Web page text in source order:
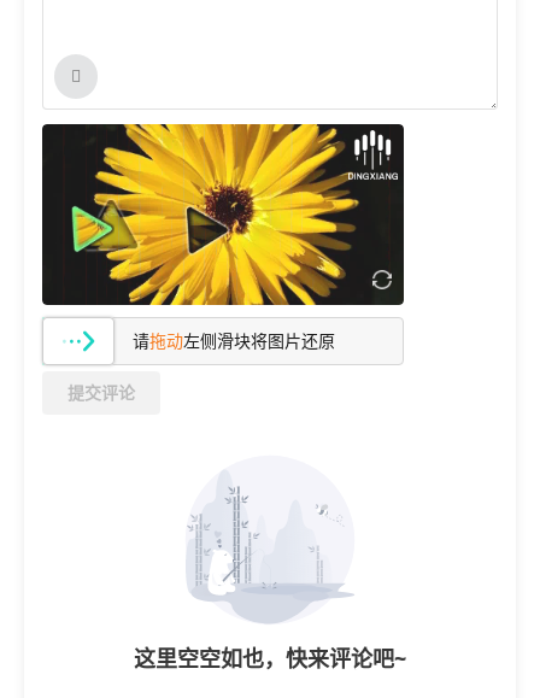
请拖动左侧滑块将图片还原
提交评论
这里空空如也，快来评论吧~